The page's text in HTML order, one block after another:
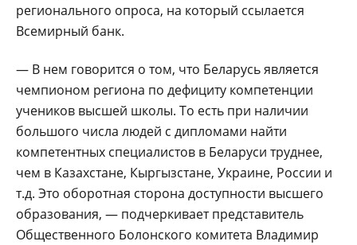
регионального опроса, на который ссылается
Всемирный банк.
— В нем говорится о том, что Беларусь является
чемпионом региона по дефициту компетенции
учеников высшей школы. То есть при наличии
большого числа людей с дипломами найти
компетентных специалистов в Беларуси труднее,
чем в Казахстане, Кыргызстане, Украине, России и
т.д. Это оборотная сторона доступности высшего
образования, — подчеркивает представитель
Общественного Болонского комитета Владимир